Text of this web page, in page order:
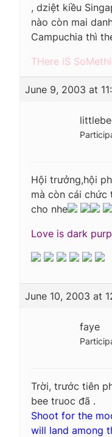
, dziệt kiều
nào còn mai
Campuchia thì
THere iS
June 9, 2003 at
Hội trưởng,hội
mà còn cái chức
cho nhe
Love is dark
June 10, 2003 at
faye
Trời, trước tiên
bee truoc đã .
Shoot for the
will land among